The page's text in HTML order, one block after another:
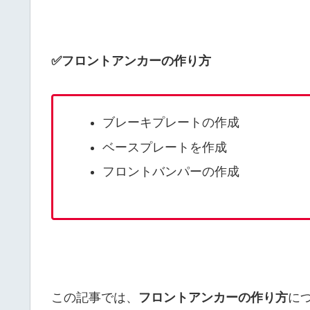
✅フロントアンカーの作り方
ブレーキプレートの作成
ベースプレートを作成
フロントバンパーの作成
この記事では、 フロントアンカーの作り方に